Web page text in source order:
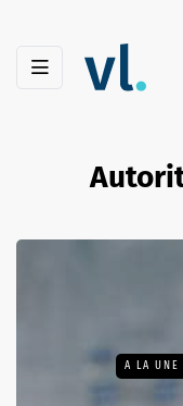
A LA UNE